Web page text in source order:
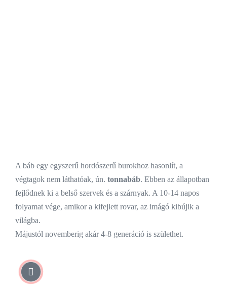
A báb egy egyszerű hordószerű burokhoz hasonlít, a
végtagok nem láthatóak, ún. tonnabáb. Ebben az állapotban
fejlődnek ki a belső szervek és a szárnyak. A 10-14 napos
folyamat vége, amikor a kifejlett rovar, az imágó kibújik a
világba.
Májustól novemberig akár 4-8 generáció is születhet.